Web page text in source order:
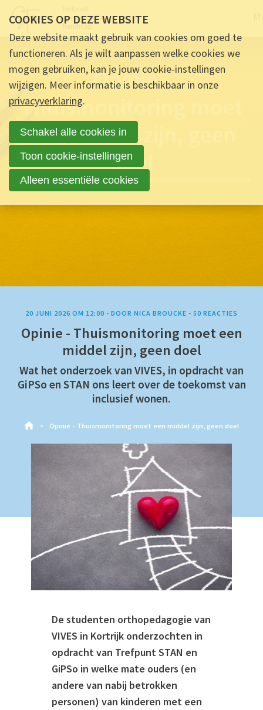
Opinie -
Thuismonitoring moet
een middel zijn, geen
doel
20 JUNI 2026 OM 12:00 - DOOR NICA BROUCKE - 50 REACTIES
Opinie - Thuismonitoring moet een
middel zijn, geen doel
Wat het onderzoek van VIVES, in opdracht van
GiPSo en STAN ons leert over de toekomst van
inclusief wonen.
Opinie - Thuismonitoring moet een middel zijn, geen doel
De studenten orthopedagogie van
VIVES in Kortrijk onderzochten in
opdracht van Trefpunt STAN en
GiPSo in welke mate ouders (en
andere van nabij betrokken
personen) van kinderen met een
COOKIES OP DEZE WEBSITE
Deze website maakt gebruik van cookies om goed te
functioneren. Als je wilt aanpassen welke cookies we
mogen gebruiken, kan je jouw cookie-instellingen
wijzigen. Meer informatie is beschikbaar in onze
privacyverklaring.
Schakel alle cookies in
Toon cookie-instellingen
Alleen essentiële cookies